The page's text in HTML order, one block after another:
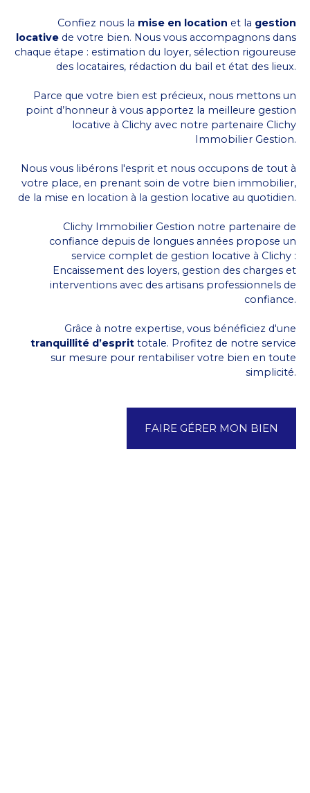
Confiez nous la mise en location et la gestion
locative de votre bien. Nous vous accompagnons dans
chaque étape : estimation du loyer, sélection rigoureuse
des locataires, rédaction du bail et état des lieux.
Parce que votre bien est précieux, nous mettons un
point d’honneur à vous apportez la meilleure gestion
locative à Clichy avec notre partenaire Clichy
Immobilier Gestion.
Nous vous libérons l'esprit et nous occupons de tout à
votre place, en prenant soin de votre bien immobilier,
de la mise en location à la gestion locative au quotidien.
Clichy Immobilier Gestion notre partenaire de
confiance depuis de longues années propose un
service complet de gestion locative à Clichy :
Encaissement des loyers, gestion des charges et
interventions avec des artisans professionnels de
confiance.
Grâce à notre expertise, vous bénéficiez d'une
tranquillité d’esprit totale. Profitez de notre service
sur mesure pour rentabiliser votre bien en toute
simplicité.
FAIRE GÉRER MON BIEN